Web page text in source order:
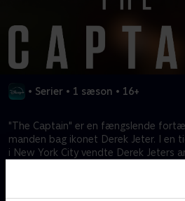
• Serier • 1 sæson • 16+
"The Captain" er en fængslende
manden bag ikonet Derek Jeter. I en
i New York City vendte Derek Jeters
baseballens top. Mens Derek skabte